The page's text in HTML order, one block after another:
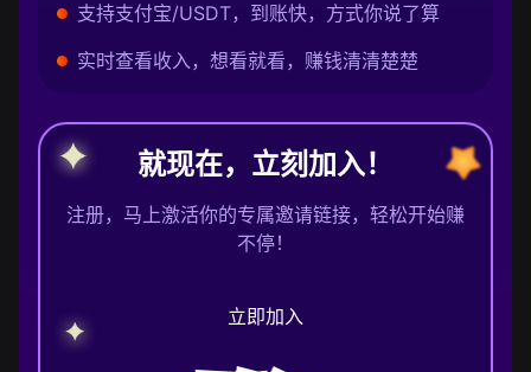
支持支付宝/USDT，到账快，方式你说了算
实时查看收入，想看就看，赚钱清清楚楚
就现在，立刻加入！
注册，马上激活你的专属邀请链接，轻松开始赚
不停！
立即加入